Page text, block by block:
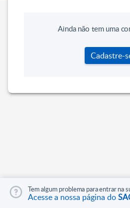
Tem algum problema para entrar na
Acesse a nossa página do
Ainda não tem uma
Cadastre-